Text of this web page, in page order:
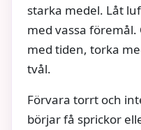
starka medel. Låt
med vassa
med tiden, torka
tvål.
Förvara torrt och
börjar få sprickor